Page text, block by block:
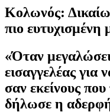
Κολωνός:
πιο
«Όταν μεγαλώσει
εισαγγελέας για
σαν εκείνους
δήλωσε η